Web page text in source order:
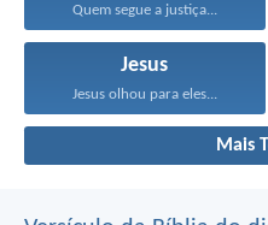
Quem segue a justiça...
Jesus
Jesus olhou para eles...
Mais